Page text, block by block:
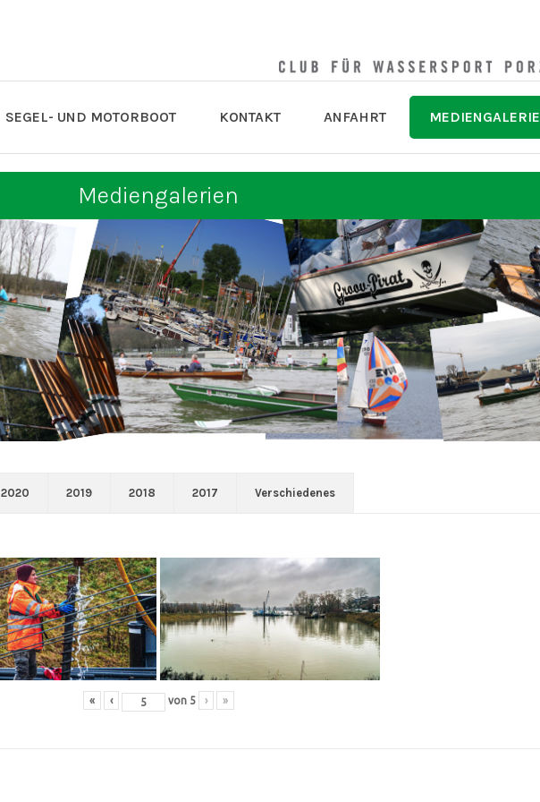
SEGEL- UND MOTORBOOT KONTAKT ANFAHRT MEDIENGALERIE
Mediengalerien
2020 2019 2018 2017 Verschiedenes
« ‹ von 5 › »